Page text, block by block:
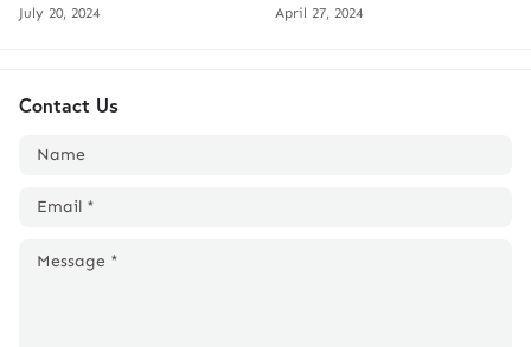
July 20, 2024 April 27, 2024
Contact Us